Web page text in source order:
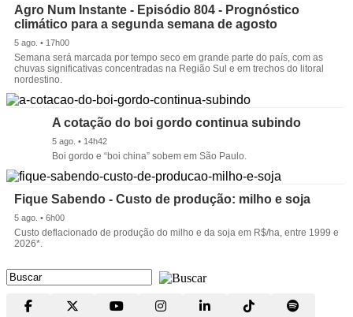
Agro Num Instante - Episódio 804 - Prognóstico
climático para a segunda semana de agosto
5 ago. • 17h00
Semana será marcada por tempo seco em grande parte do país, com as
chuvas significativas concentradas na Região Sul e em trechos do litoral
nordestino.
A cotação do boi gordo continua subindo
5 ago. • 14h42
Boi gordo e “boi china” sobem em São Paulo.
Fique Sabendo - Custo de produção: milho e soja
5 ago. • 6h00
Custo deflacionado de produção do milho e da soja em R$/ha, entre 1999 e
2026*.